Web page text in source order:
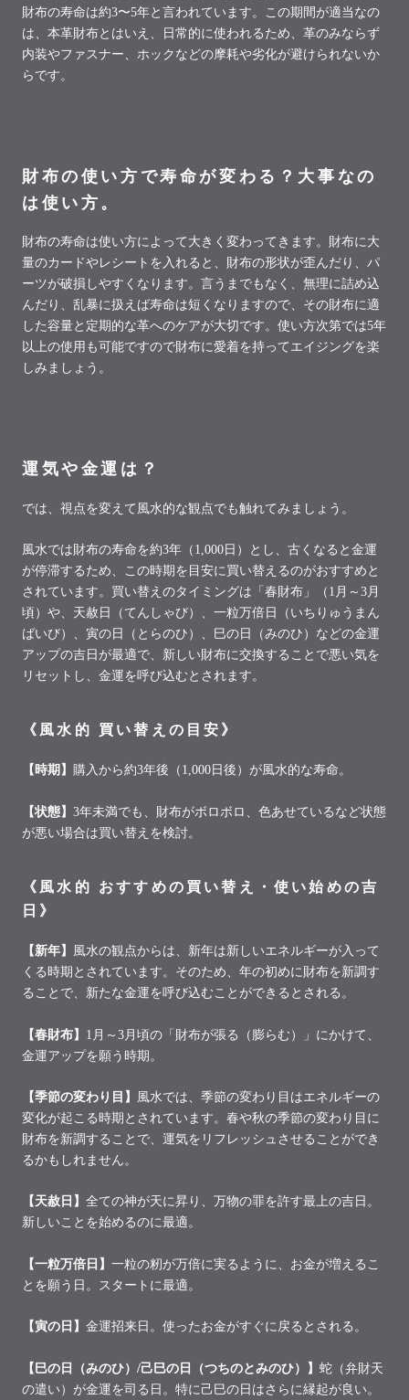
財布の寿命は約3〜5年と言われています。この期間が適当なの
は、本革財布とはいえ、日常的に使われるため、革のみならず
内装やファスナー、ホックなどの摩耗や劣化が避けられないか
らです。
財布の使い方で寿命が変わる？大事なの
は使い方。
財布の寿命は使い方によって大きく変わってきます。財布に大
量のカードやレシートを入れると、財布の形状が歪んだり、パ
ーツが破損しやすくなります。言うまでもなく、無理に詰め込
んだり、乱暴に扱えば寿命は短くなりますので、その財布に適
した容量と定期的な革へのケアが大切です。使い方次第では5年
以上の使用も可能ですので財布に愛着を持ってエイジングを楽
しみましょう。
運気や金運は？
では、視点を変えて風水的な観点でも触れてみましょう。
風水では財布の寿命を約3年（ 1,000 日）とし、古くなると金運
が停滞するため、この時期を目安に買い替えるのがおすすめと
されています。買い替えのタイミングは「春財布」（ 1 月～ 3月
頃）や、天赦日（てんしゃび）、一粒万倍日（いちりゅうまん
ばいび）、寅の日（とらのひ）、巳の日（みのひ）などの金運
アップの吉日が最適で、新しい財布に交換することで悪い気を
リセットし、金運を呼び込むとされます。
《風水的 買い替えの目安》
【時期】 購入から約3年後（ 1,000 日後）が風水的な寿命。
【状態】 3年未満でも、財布がボロボロ、色あせているなど状態
が悪い場合は買い替えを検討。
《風水的 おすすめの買い替え・使い始めの吉
日》
【新年】 風水の観点からは、新年は新しいエネルギーが入って
くる時期とされています。そのため、年の初めに財布を新調す
ることで、新たな金運を呼び込むことができるとされる。
【春財布】 1 月～ 3 月頃の「財布が張る（膨らむ）」にかけて、
金運アップを願う時期。
【季節の変わり目】
風水では、季節の変わり目はエネルギーの
変化が起こる時期とされています。春や秋の季節の変わり目に
財布を新調することで、運気をリフレッシュさせることができ
るかもしれません。
【天赦日】 全ての神が天に昇り、万物の罪を許す最上の吉日。
新しいことを始めるのに最適。
【一粒万倍日】 一粒の籾が万倍に実るように、お金が増えるこ
とを願う日。スタートに最適。
【寅の日】 金運招来日。使ったお金がすぐに戻るとされる。
【巳の日（みのひ） /己巳の日（つちのとみのひ）】 蛇（弁財天
の遣い）が金運を司る日。特に己巳の日はさらに縁起が良い。